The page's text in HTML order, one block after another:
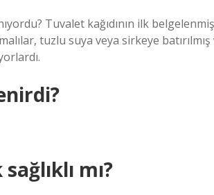
Tuvalet kağıdının ilk
tuzlu suya veya sirkeye
mı?